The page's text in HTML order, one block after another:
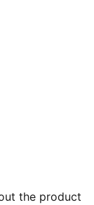
the product